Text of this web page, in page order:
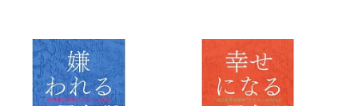
可菲律賓店取(18)